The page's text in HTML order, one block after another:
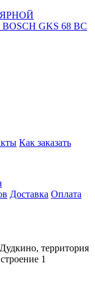
GKS 68 BC
Как заказать
Доставка Оплата
территория
1